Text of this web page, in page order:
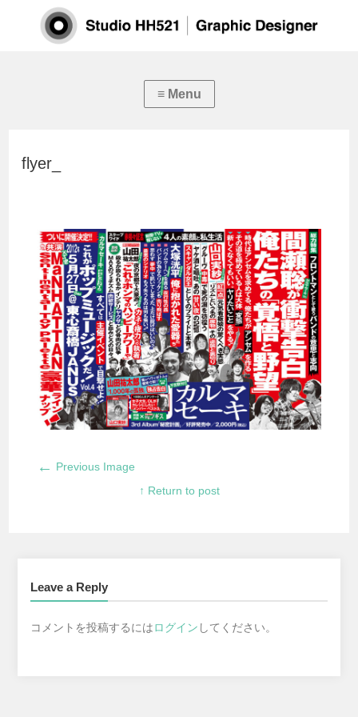
flyer_
← Previous Image
↑ Return to post
Leave a Reply
コメントを投稿するにはログイン してください。